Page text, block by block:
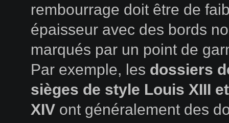
rembourrage doit être de
épaisseur avec des bords
marqués par un point de
Par exemple, les dossiers
sièges de style Louis XIII
XIV ont généralement des